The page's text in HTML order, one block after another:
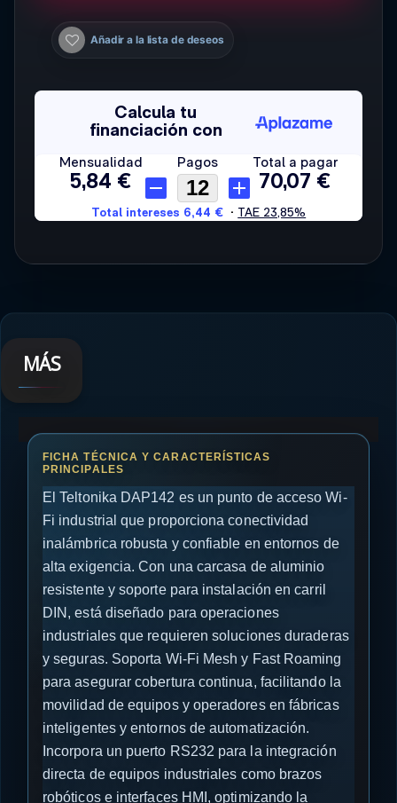
Añadir a la lista de deseos
MÁS
El Teltonika DAP142 es un punto de acceso Wi-
Fi industrial que proporciona conectividad
inalámbrica robusta y confiable en entornos de
alta exigencia. Con una carcasa de aluminio
resistente y soporte para instalación en carril
DIN, está diseñado para operaciones
industriales que requieren soluciones duraderas
y seguras. Soporta Wi-Fi Mesh y Fast Roaming
para asegurar cobertura continua, facilitando la
movilidad de equipos y operadores en fábricas
inteligentes y entornos de automatización.
Incorpora un puerto RS232 para la integración
directa de equipos industriales como brazos
robóticos e interfaces HMI, optimizando la